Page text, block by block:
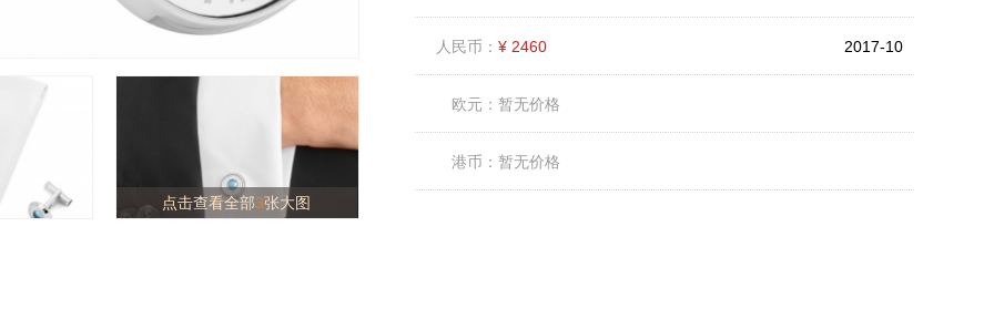
点击查看全部3张大图
人民币： ¥ 2460 2017-10
欧元： 暂无价格
港币： 暂无价格